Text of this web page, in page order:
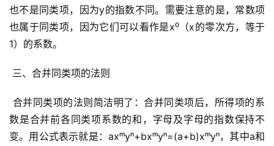
也不是同类项，因为y的指数不同。需要注意的是，常数项
也属于同类项，因为它们可以看作是x⁰（x的零次方，等于
1）的系数。
三、合并同类项的法则
数是合并前各同类项系数的和，字母及字母的指数保持不
变。用公式表示就是：axᵐyⁿ+bxᵐyⁿ=(a+b)xᵐyⁿ，其中a和